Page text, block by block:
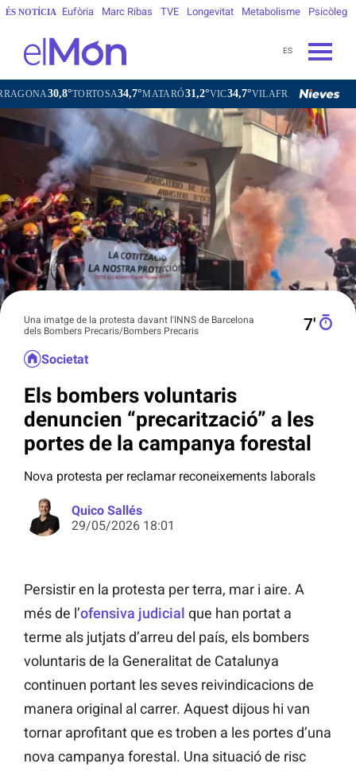
ÉS NOTÍCIA Eufòria Marc Ribas TVE Longevitat Metabolisme Psicòleg
ES
TORTOSA34,7°MATARÓ31,2°VIC34,7°VILAFRANCA DEL PENEDÈS31,5°
Una imatge de la protesta davant l'INNS de Barcelona
dels Bombers Precaris/Bombers Precaris
7′
Societat
Els bombers voluntaris
denuncien “precarització” a les
portes de la campanya forestal
Nova protesta per reclamar reconeixements laborals
Quico Sallés
29/05/2026 18:01
Persistir en la protesta per terra, mar i aire. A
més de l’ofensiva judicial que han portat a
terme als jutjats d’arreu del país, els bombers
voluntaris de la Generalitat de Catalunya
continuen portant les seves reivindicacions de
manera original al carrer. Aquest dijous hi van
tornar aprofitant que es troben a les portes d’una
nova campanya forestal. Una situació de risc